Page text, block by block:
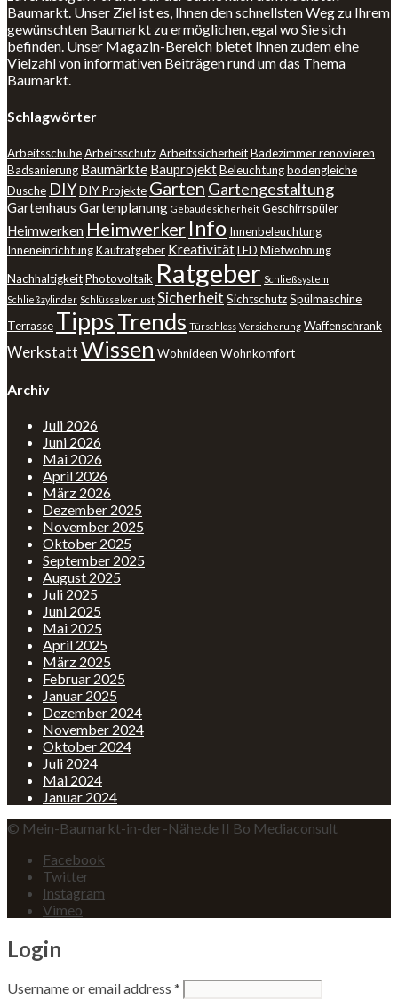
Baumarkt. Unser Ziel ist es, Ihnen den schnellsten Weg zu Ihrem
gewünschten Baumarkt zu ermöglichen, egal wo Sie sich
befinden. Unser Magazin-Bereich bietet Ihnen zudem eine
Vielzahl von informativen Beiträgen rund um das Thema
Baumarkt.
Schlagwörter
ArbeitsschuheArbeitsschutzArbeitssicherheitBadezimmer renovieren
Badsanierung Baumärkte BauprojektBeleuchtungbodengleiche
Dusche DIYDIY Projekte Garten Gartengestaltung
Gartenhaus Gartenplanung Gebäudesicherheit Geschirrspüler
Heimwerken Heimwerker Info Innenbeleuchtung
InneneinrichtungKaufratgeber KreativitätLED Mietwohnung
NachhaltigkeitPhotovoltaik Ratgeber Schließsystem
Schließzylinder Schlüsselverlust Sicherheit SichtschutzSpülmaschine
Terrasse TippsTrends Türschloss Versicherung Waffenschrank
WerkstattWissen Wohnideen Wohnkomfort
Archiv
Juli 2026
Juni 2026
Mai 2026
April 2026
März 2026
Dezember 2025
November 2025
Oktober 2025
September 2025
August 2025
Juli 2025
Juni 2025
Mai 2025
April 2025
März 2025
Februar 2025
Januar 2025
Dezember 2024
November 2024
Oktober 2024
Juli 2024
Mai 2024
Januar 2024
© Mein-Baumarkt-in-der-Nähe.de II Bo Mediaconsult
Facebook
Twitter
Instagram
Vimeo
Login
Username or email address *